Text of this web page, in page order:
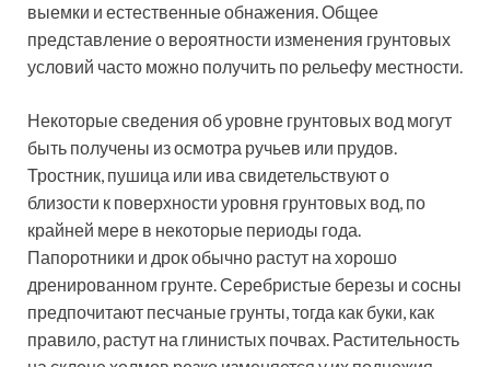
выемки и естественные обнажения. Общее
представление о вероятности изменения грунтовых
условий часто можно получить по рельефу местности.
Некоторые сведения об уровне грунтовых вод могут
быть получены из осмотра ручьев или прудов.
Тростник, пушица или ива свидетельствуют о
близости к поверхности уровня грунтовых вод, по
крайней мере в некоторые периоды года.
Папоротники и дрок обычно растут на хорошо
дренированном грунте. Серебристые березы и сосны
предпочитают песчаные грунты, тогда как буки, как
правило, растут на глинистых почвах. Растительность